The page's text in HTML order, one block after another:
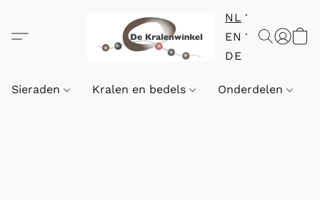
NL
EN
DE
Sieraden Kralen en bedels Onderdelen